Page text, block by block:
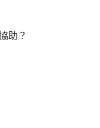
助？